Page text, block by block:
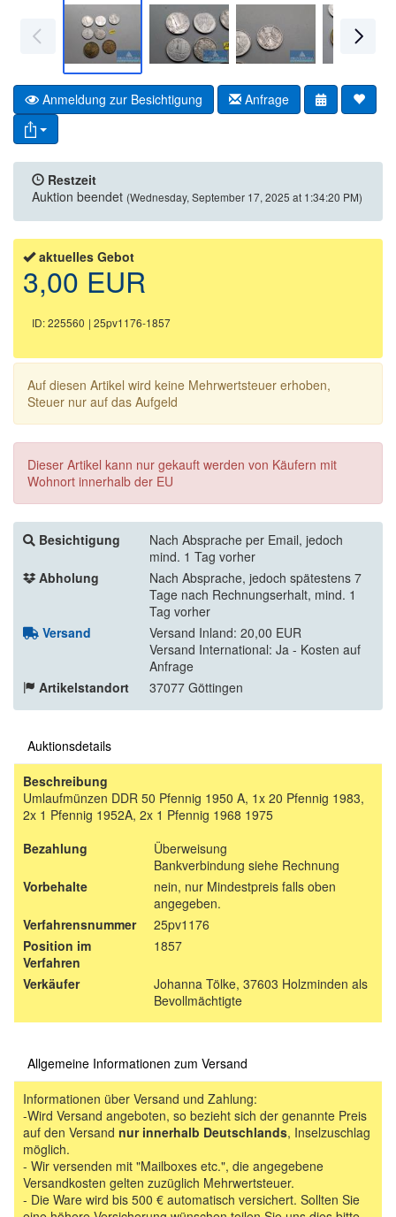
Anmeldung zur Besichtigung Anfrage
Restzeit
Auktion beendet (Wednesday, September 17, 2025 at 1:34:20 PM)
aktuelles Gebot
3,00 EUR
ID: 225560 | 25pv1176-1857
Auf diesen Artikel wird keine Mehrwertsteuer erhoben,
Steuer nur auf das Aufgeld
Dieser Artikel kann nur gekauft werden von Käufern mit
Wohnort innerhalb der EU
Besichtigung
Nach Absprache per Email, jedoch
mind. 1 Tag vorher
Abholung
Nach Absprache, jedoch spätestens 7
Tage nach Rechnungserhalt, mind. 1
Tag vorher
Versand
Versand Inland: 20,00 EUR
Versand International: Ja - Kosten auf
Anfrage
Artikelstandort
37077 Göttingen
Auktionsdetails
Beschreibung
Umlaufmünzen DDR 50 Pfennig 1950 A, 1x 20 Pfennig 1983,
2x 1 Pfennig 1952A, 2x 1 Pfennig 1968 1975
Bezahlung
Überweisung
Bankverbindung siehe Rechnung
Vorbehalte
nein, nur Mindestpreis falls oben
angegeben.
Verfahrensnummer
25pv1176
Position im
Verfahren
1857
Verkäufer
Johanna Tölke, 37603 Holzminden als
Bevollmächtigte
Allgemeine Informationen zum Versand
Informationen über Versand und Zahlung:
-Wird Versand angeboten, so bezieht sich der genannte Preis
auf den Versand nur innerhalb Deutschlands, Inselzuschlag
möglich.
- Wir versenden mit "Mailboxes etc.", die angegebene
Versandkosten gelten zuzüglich Mehrwertsteuer.
- Die Ware wird bis 500 € automatisch versichert. Sollten Sie